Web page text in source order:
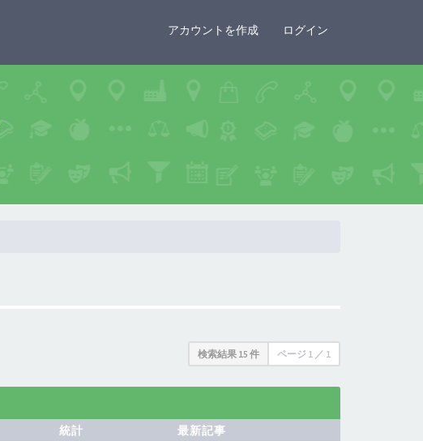
アカウントを作成 ログイン
検索結果 15 件 ページ 1 ／ 1
統計 最新記事